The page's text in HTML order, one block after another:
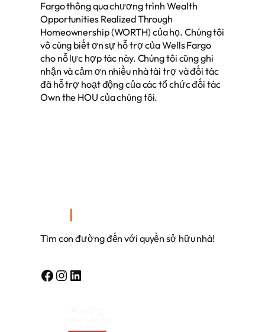
Fargo thông qua chương trình Wealth
Opportunities Realized Through
Homeownership (WORTH) của họ. Chúng tôi
vô cùng biết ơn sự hỗ trợ của Wells Fargo
cho nỗ lực hợp tác này. Chúng tôi cũng ghi
nhận và cảm ơn nhiều nhà tài trợ và đối tác
đã hỗ trợ hoạt động của các tổ chức đối tác
Own the HOU của chúng tôi.
Tìm con đường đến với quyền sở hữu nhà!
Facebook Instagram Linkedin